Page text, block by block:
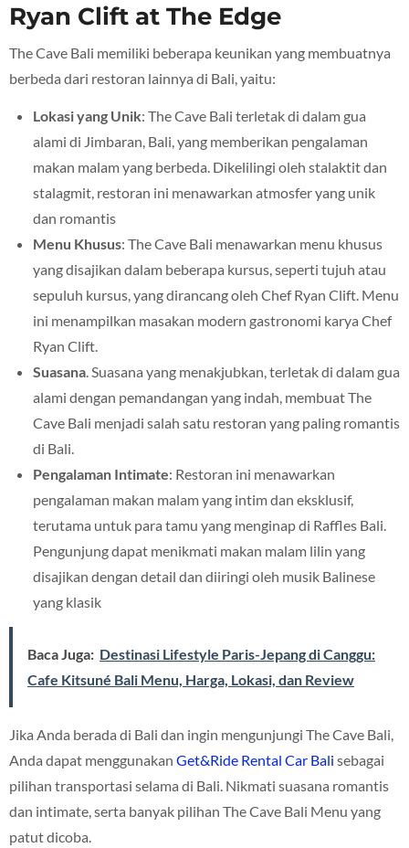
Ryan Clift at The Edge
The Cave Bali memiliki beberapa keunikan yang membuatnya
berbeda dari restoran lainnya di Bali, yaitu:
Lokasi yang Unik: The Cave Bali terletak di dalam gua
alami di Jimbaran, Bali, yang memberikan pengalaman
makan malam yang berbeda. Dikelilingi oleh stalaktit dan
stalagmit, restoran ini menawarkan atmosfer yang unik
dan romantis
Menu Khusus: The Cave Bali menawarkan menu khusus
yang disajikan dalam beberapa kursus, seperti tujuh atau
sepuluh kursus, yang dirancang oleh Chef Ryan Clift. Menu
ini menampilkan masakan modern gastronomi karya Chef
Ryan Clift.
Suasana. Suasana yang menakjubkan, terletak di dalam gua
alami dengan pemandangan yang indah, membuat The
Cave Bali menjadi salah satu restoran yang paling romantis
di Bali.
Pengalaman Intimate: Restoran ini menawarkan
pengalaman makan malam yang intim dan eksklusif,
terutama untuk para tamu yang menginap di Raffles Bali.
Pengunjung dapat menikmati makan malam lilin yang
disajikan dengan detail dan diiringi oleh musik Balinese
yang klasik
Baca Juga: Destinasi Lifestyle Paris-Jepang di Canggu:
Cafe Kitsuné Bali Menu, Harga, Lokasi, dan Review
Jika Anda berada di Bali dan ingin mengunjungi The Cave Bali,
Anda dapat menggunakan Get&Ride Rental Car Bali sebagai
pilihan transportasi selama di Bali. Nikmati suasana romantis
dan intimate, serta banyak pilihan The Cave Bali Menu yang
patut dicoba.